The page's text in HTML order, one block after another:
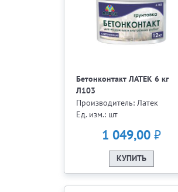
Бетонконтакт ЛАТЕК 6 кг
Л103
Производитель: Латек
Ед. изм.: шт
1 049,00₽
КУПИТЬ